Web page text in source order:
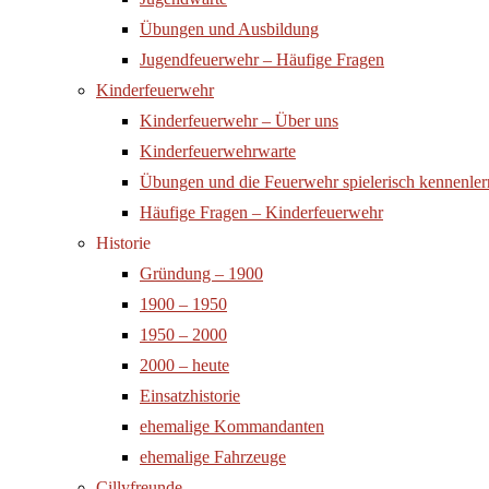
Übungen und Ausbildung
Jugendfeuerwehr – Häufige Fragen
Kinderfeuerwehr
Kinderfeuerwehr – Über uns
Kinderfeuerwehrwarte
Übungen und die Feuerwehr spielerisch
Häufige Fragen – Kinderfeuerwehr
Historie
Gründung – 1900
1900 – 1950
1950 – 2000
2000 – heute
Einsatzhistorie
ehemalige Kommandanten
ehemalige Fahrzeuge